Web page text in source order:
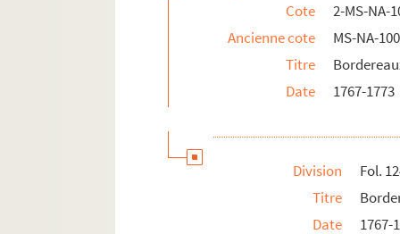
Cote
2-MS-NA-
Ancienne cote
MS-NA-100
Titre
Date
1767-1773
Division
Fol.
Titre
Date
1767-